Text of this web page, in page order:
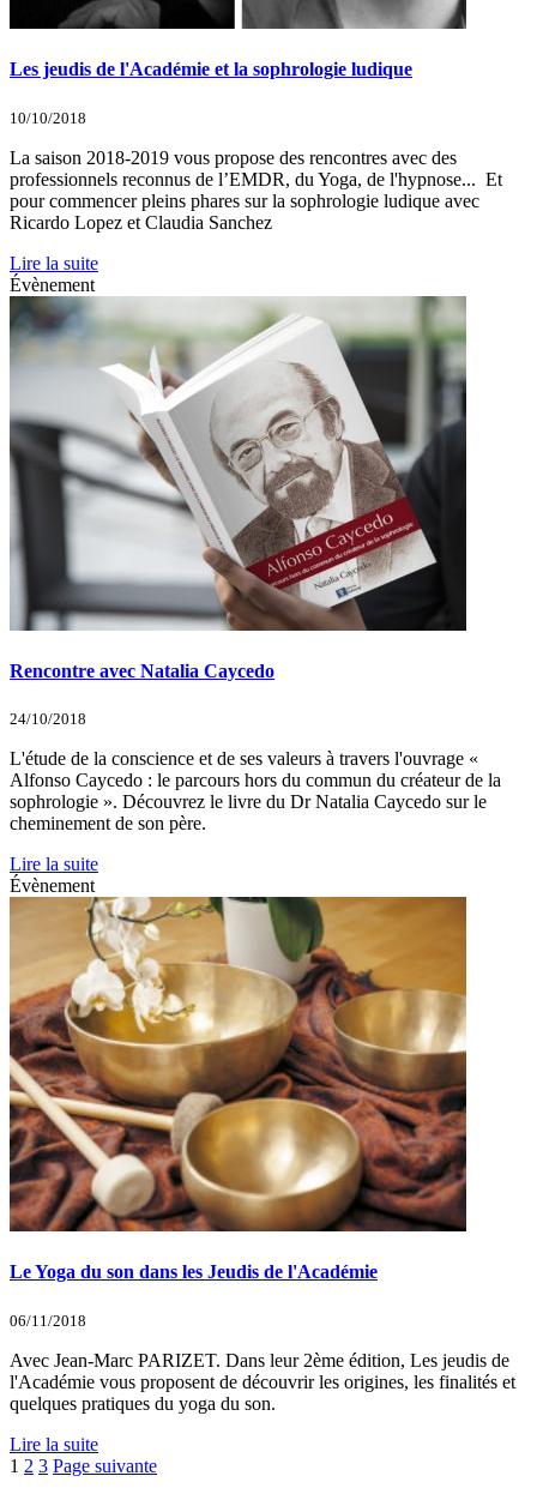
Les jeudis de l'Académie et la sophrologie ludique
10/10/2018
La saison 2018-2019 vous propose des rencontres avec des
professionnels reconnus de l’EMDR, du Yoga, de l'hypnose... Et
pour commencer pleins phares sur la sophrologie ludique avec
Ricardo Lopez et Claudia Sanchez
Lire la suite
Évènement
Rencontre avec Natalia Caycedo
24/10/2018
L'étude de la conscience et de ses valeurs à travers l'ouvrage «
Alfonso Caycedo : le parcours hors du commun du créateur de la
sophrologie ». Découvrez le livre du Dr Natalia Caycedo sur le
cheminement de son père.
Lire la suite
Évènement
Le Yoga du son dans les Jeudis de l'Académie
06/11/2018
Avec Jean-Marc PARIZET. Dans leur 2ème édition, Les jeudis de
l'Académie vous proposent de découvrir les origines, les finalités et
quelques pratiques du yoga du son.
Lire la suite
1 2 3 Page suivante